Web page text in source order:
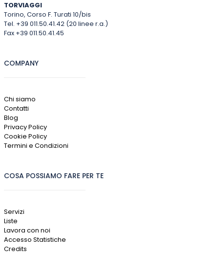
TORVIAGGI
Torino, Corso F. Turati 10/bis
Tel. +39 011.50.41.42 (20 linee r.a.)
Fax +39 011.50.41.45
COMPANY
Chi siamo
Contatti
Blog
Privacy Policy
Cookie Policy
Termini e Condizioni
COSA POSSIAMO FARE PER TE
Servizi
Liste
Lavora con noi
Accesso Statistiche
Credits